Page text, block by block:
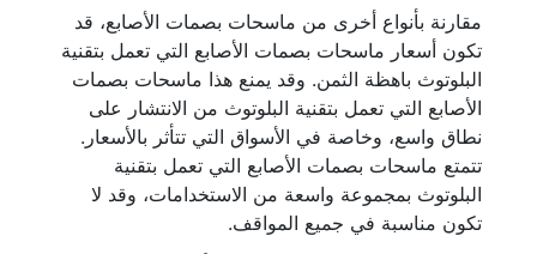
مقارنة بأنواع أخرى من ماسحات بصمات الأصابع، قد
تكون أسعار ماسحات بصمات الأصابع التي تعمل بتقنية
البلوتوث باهظة الثمن. وقد يمنع هذا ماسحات بصمات
الأصابع التي تعمل بتقنية البلوتوث من الانتشار على
نطاق واسع، وخاصة في الأسواق التي تتأثر بالأسعار.
تتمتع ماسحات بصمات الأصابع التي تعمل بتقنية
البلوتوث بمجموعة واسعة من الاستخدامات، وقد لا
تكون مناسبة في جميع المواقف.